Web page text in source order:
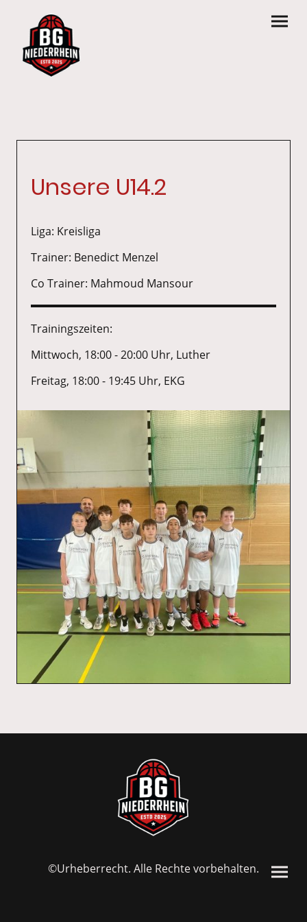
Unsere U14.2
Liga: Kreisliga
Trainer: Benedict Menzel
Co Trainer: Mahmoud Mansour
Trainingszeiten:
Mittwoch, 18:00 - 20:00 Uhr, Luther
Freitag, 18:00 - 19:45 Uhr, EKG
©Urheberrecht. Alle Rechte vorbehalten.